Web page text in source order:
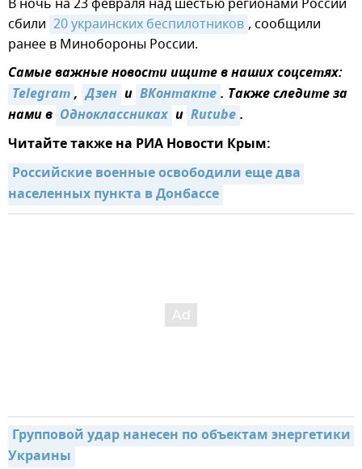
В ночь на 23 февраля над шестью регионами России
сбили 20 украинских беспилотников , сообщили
ранее в Минобороны России.
Самые важные новости ищите в наших соцсетях:
Telegram, Дзен и ВКонтакте. Также следите за
нами в Одноклассниках и Rutube.
Читайте также на РИА Новости Крым:
Российские военные освободили еще два
населенных пункта в Донбассе
Групповой удар нанесен по объектам энергетики
Украины